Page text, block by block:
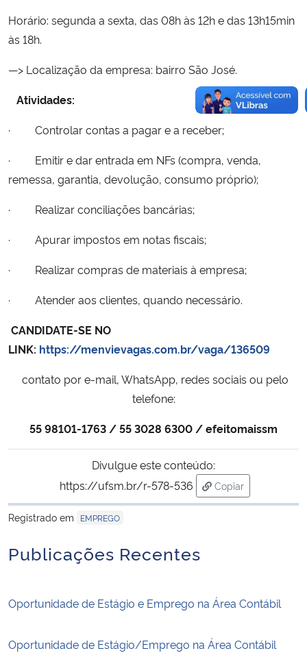
Horário: segunda a sexta, das 08h às 12h e das 13h15min
às 18h.
—> Localização da empresa: bairro São José.
Atividades:
· Controlar contas a pagar e a receber;
· Emitir e dar entrada em NFs (compra, venda,
remessa, garantia, devolução, consumo próprio);
· Realizar conciliações bancárias;
· Apurar impostos em notas fiscais;
· Realizar compras de materiais à empresa;
· Atender aos clientes, quando necessário.
CANDIDATE-SE NO
LINK: https://menvievagas.com.br/vaga/136509
contato por e-mail, WhatsApp, redes sociais ou pelo
telefone:
55 98101-1763 / 55 3028 6300 / efeitomaissm
Divulgue este conteúdo:
https://ufsm.br/r-578-536
Copiar
para área de
Registrado em
EMPREGO
Publicações Recentes
Oportunidade de Estágio e Emprego na Área Contábil
Oportunidade de Estágio/Emprego na Área Contábil